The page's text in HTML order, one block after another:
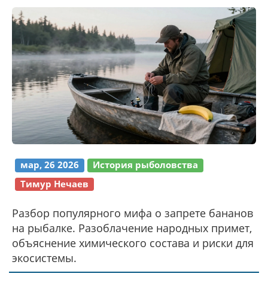
мар, 26 2026
История рыболовства
Тимур Нечаев
Разбор популярного мифа о запрете бананов
на рыбалке. Разоблачение народных примет,
объяснение химического состава и риски для
экосистемы.